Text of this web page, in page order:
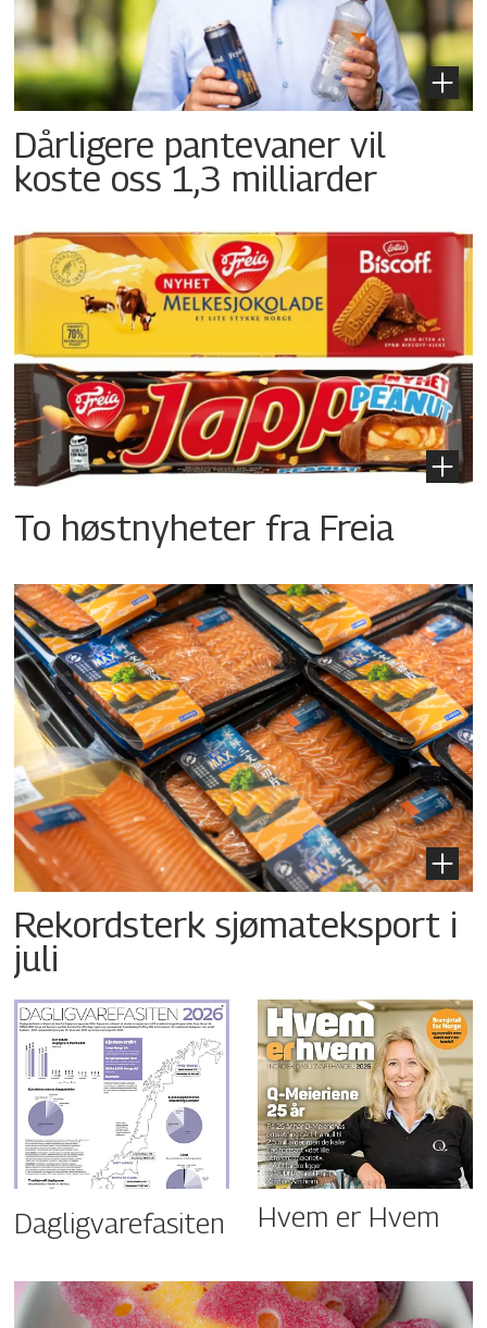
Dårligere pantevaner vil
koste oss 1,3 milliarder
To høstnyheter fra Freia
Rekordsterk sjømateksport i
juli
Dagligvarefasiten Hvem er Hvem